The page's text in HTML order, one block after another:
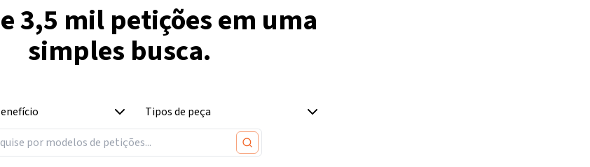
3,5 milpetições em uma
simples busca.
Tipos de peça